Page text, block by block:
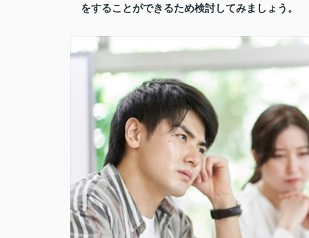
をすることができるため検討してみましょう。